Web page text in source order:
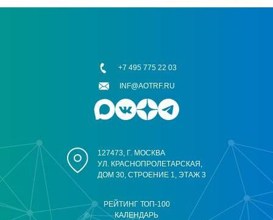
РЕЙТИНГ ТОП-100
КАЛЕНДАРЬ
127473, Г. МОСКВА
УЛ. КРАСНОПРОЛЕТАРСКАЯ,
ДОМ 30, СТРОЕНИЕ 1, ЭТАЖ 3
+7 495 775 22 03
INF@AOTRF.RU